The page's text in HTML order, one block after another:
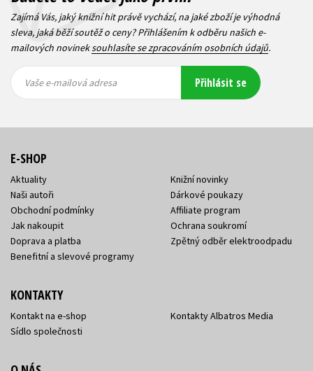
Zajímá Vás, jaký knižní hit právě vychází, na jaké zboží je výhodná
sleva, jaká běží soutěž o ceny? Přihlášením k odběru našich e-
mailových novineksouhlasíte se zpracováním osobních údajů.
mailová
mailová
Vaše e-mailová adresa Přihlásit se
E-SHOP
Aktuality
Naši autoři
Obchodní podmínky
Jak nakoupit
Doprava a platba
Benefitní a slevové programy
Knižní novinky
Dárkové poukazy
Affiliate program
Ochrana soukromí
Zpětný odběr elektroodpadu
KONTAKTY
Kontakt na e-shop
Sídlo společnosti
Kontakty Albatros Media